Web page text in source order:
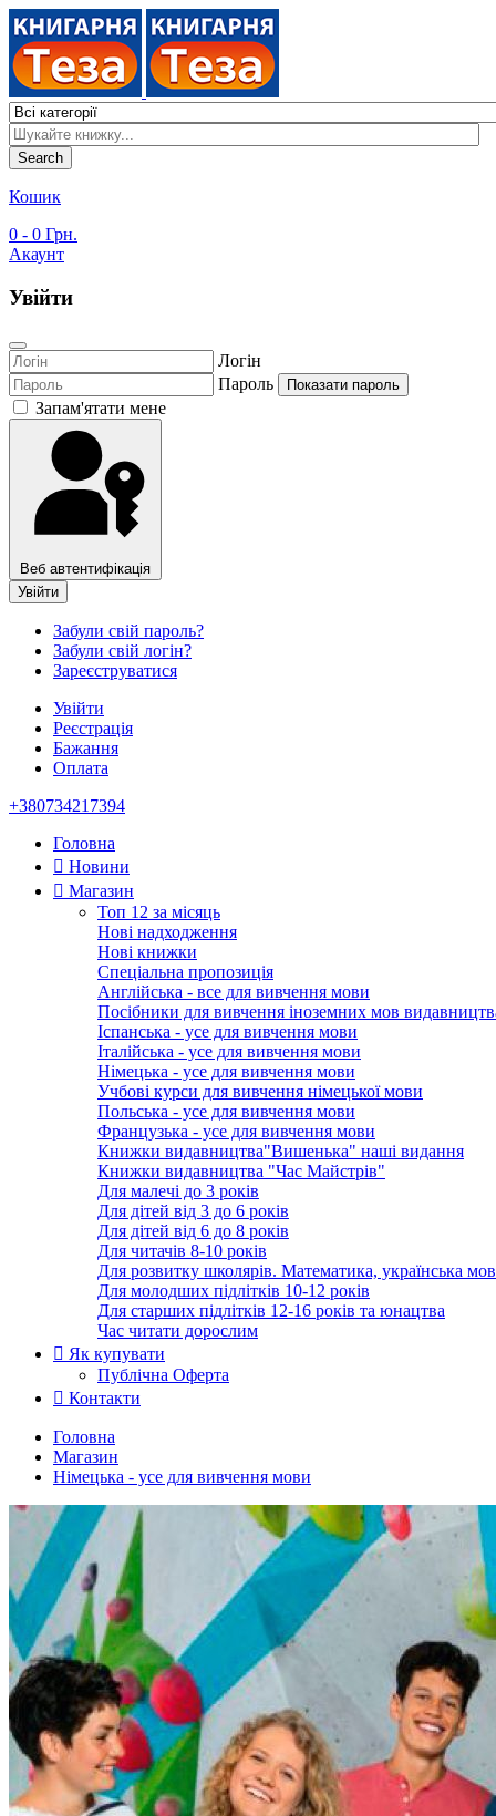
Search
Кошик
0 - 0 Грн.
Акаунт
Увійти
Логін
Пароль
Показати пароль
Запам'ятати мене
Веб автентифікація
Увійти
Забули свій пароль?
Забули свій логін?
Зареєструватися
Увійти
Реєстрація
Бажання
Оплата
+380734217394
Головна
Новини
Магазин
Топ 12 за місяць
Нові надходження
Нові книжки
Спеціальна пропозиція
Англійська - все для вивчення мови
Посібники для вивчення іноземних мов
Іспанська - усе для вивчення мови
Італійська - усе для вивчення мови
Німецька - усе для вивчення мови
Учбові курси для вивчення німецької мови
Польська - усе для вивчення мови
Французька - усе для вивчення мови
Книжки видавництва"Вишенька" наші видання
Книжки видавництва "Час Майстрів"
Для малечі до 3 років
Для дітей від 3 до 6 років
Для дітей від 6 до 8 років
Для читачів 8-10 років
Для розвитку школярів. Математика, українська
Для молодших підлітків 10-12 років
Для старших підлітків 12-16 років та юнацтва
Час читати дорослим
Як купувати
Публічна Оферта
Контакти
Головна
Магазин
Німецька - усе для вивчення мови